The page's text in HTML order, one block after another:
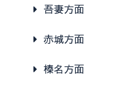
吾妻方面
赤城方面
榛名方面